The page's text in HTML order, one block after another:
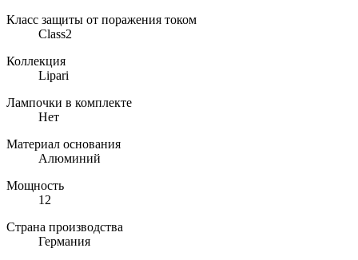
Класс защиты от поражения током
Class2
Коллекция
Lipari
Лампочки в комплекте
Нет
Материал основания
Алюминий
Мощность
12
Страна производства
Германия